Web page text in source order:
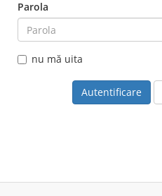
Parola
nu mă uita